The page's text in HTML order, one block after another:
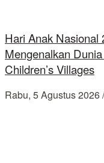
Hari Anak Nasional
Mengenalkan
Children’s Villages
Rabu, 5 Agustus 2026